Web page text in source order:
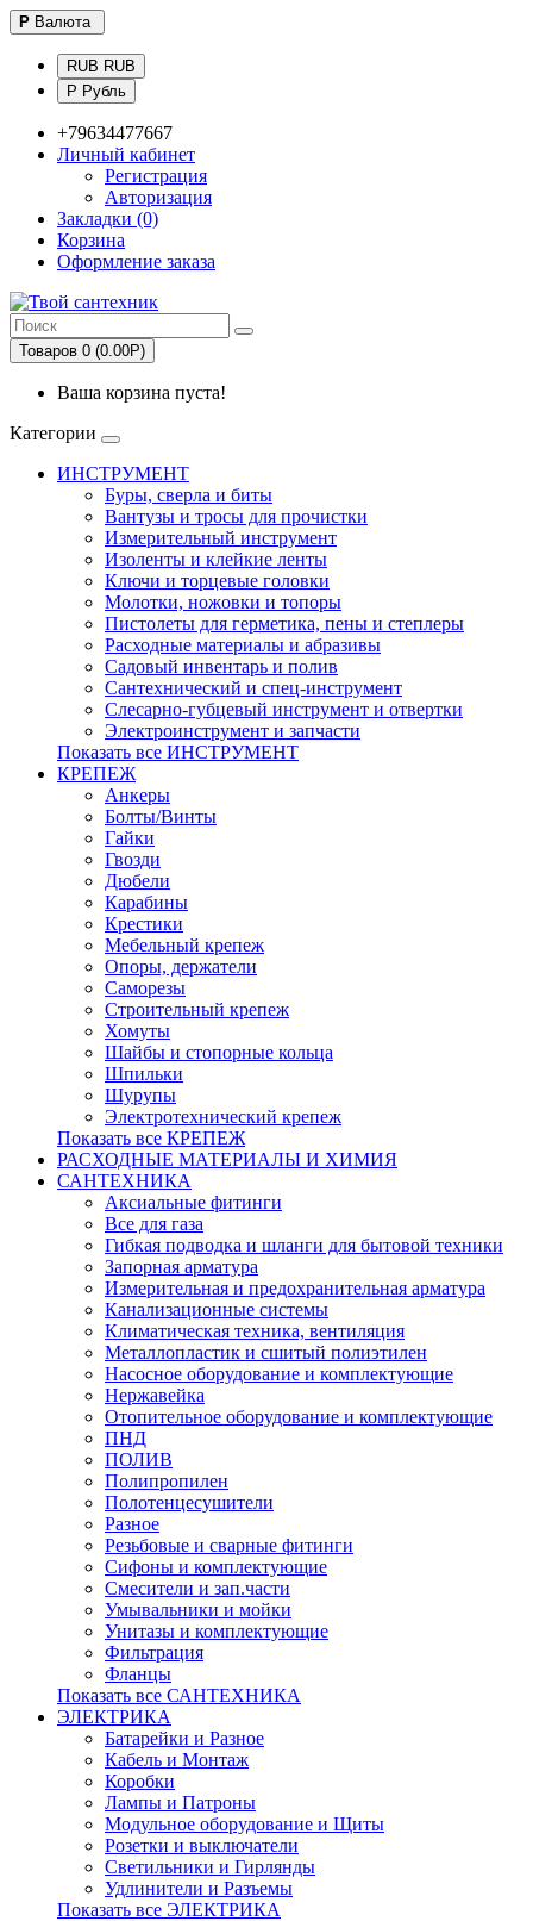
Р Валюта
RUB RUB
Р Рубль
+79634477667
Личный кабинет
Регистрация
Авторизация
Закладки (0)
Корзина
Оформление заказа
Товаров 0 (0.00Р)
Ваша корзина пуста!
Категории
ИНСТРУМЕНТ
Буры, сверла и биты
Вантузы и тросы для прочистки
Измерительный инструмент
Изоленты и клейкие ленты
Ключи и торцевые головки
Молотки, ножовки и топоры
Пистолеты для герметика, пены и степлеры
Расходные материалы и абразивы
Садовый инвентарь и полив
Сантехнический и спец-инструмент
Слесарно-губцевый инструмент и отвертки
Электроинструмент и запчасти
Показать все ИНСТРУМЕНТ
КРЕПЕЖ
Анкеры
Болты/Винты
Гайки
Гвозди
Дюбели
Карабины
Крестики
Мебельный крепеж
Опоры, держатели
Саморезы
Строительный крепеж
Хомуты
Шайбы и стопорные кольца
Шпильки
Шурупы
Электротехнический крепеж
Показать все КРЕПЕЖ
РАСХОДНЫЕ МАТЕРИАЛЫ И ХИМИЯ
САНТЕХНИКА
Аксиальные фитинги
Все для газа
Гибкая подводка и шланги для бытовой техники
Запорная арматура
Измерительная и предохранительная арматура
Канализационные системы
Климатическая техника, вентиляция
Металлопластик и сшитый полиэтилен
Насосное оборудование и комплектующие
Нержавейка
Отопительное оборудование и комплектующие
ПНД
ПОЛИВ
Полипропилен
Полотенцесушители
Разное
Резьбовые и сварные фитинги
Сифоны и комплектующие
Смесители и зап.части
Умывальники и мойки
Унитазы и комплектующие
Фильтрация
Фланцы
Показать все САНТЕХНИКА
ЭЛЕКТРИКА
Батарейки и Разное
Кабель и Монтаж
Коробки
Лампы и Патроны
Модульное оборудование и Щиты
Розетки и выключатели
Светильники и Гирлянды
Удлинители и Разъемы
Показать все ЭЛЕКТРИКА